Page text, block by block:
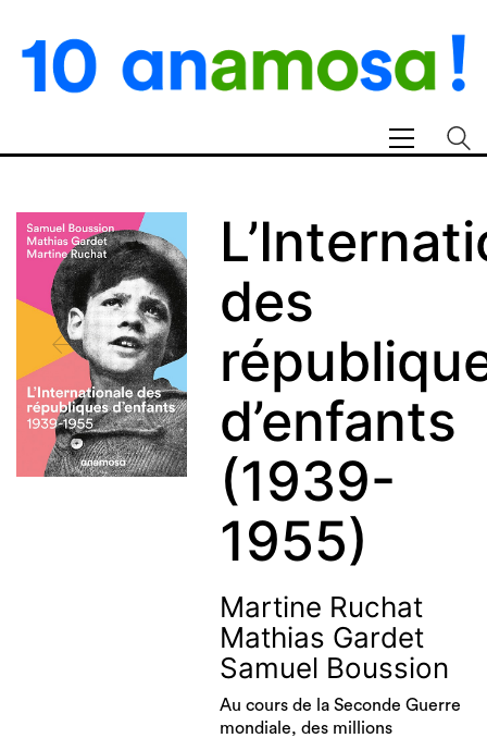
des
d’enfants
(1939-
1955)
Martine Ruchat
Mathias Gardet
Samuel Boussion
Au cours de la Seconde Guerre
mondiale, des millions